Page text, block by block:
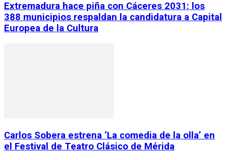
Extremadura hace piña con Cáceres 2031: los
388 municipios respaldan la candidatura a Capital
Europea de la Cultura
Carlos Sobera estrena ‘La comedia de la olla’ en
el Festival de Teatro Clásico de Mérida